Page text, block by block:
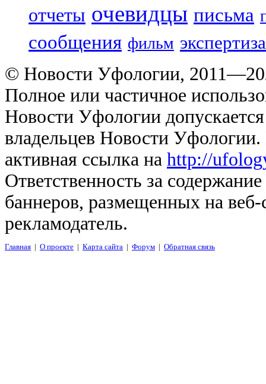
отчеты очевидцы письма
сообщения фильм экспертиза
© Новости Уфологии,
Полное или частичное
Новости Уфологии
владельцев Новости
активная ссылка на http://
Ответственность за
баннеров, размещенных на
рекламодатель.
Главная | О проекте | Карта сайта | Форум | Обратная связь